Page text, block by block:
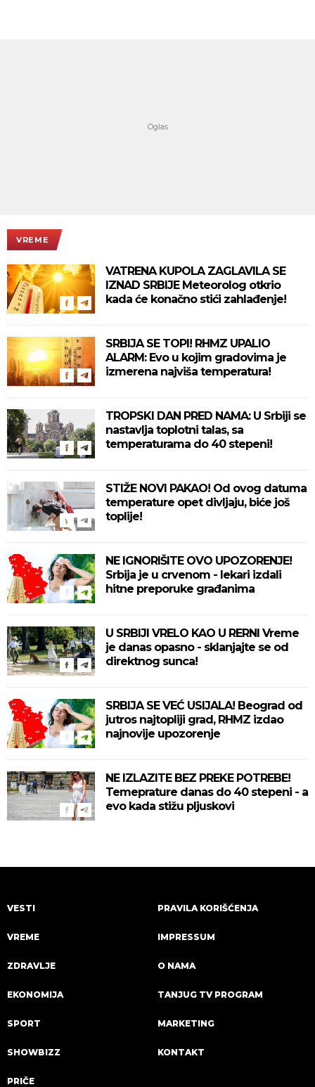
VREME
VATRENA KUPOLA ZAGLAVILA SE
IZNAD SRBIJE Meteorolog otkrio
kada će konačno stići zahlađenje!
SRBIJA SE TOPI! RHMZ UPALIO
ALARM: Evo u kojim gradovima je
izmerena najviša temperatura!
TROPSKI DAN PRED NAMA: U Srbiji se
nastavlja toplotni talas, sa
temperaturama do 40 stepeni!
STIŽE NOVI PAKAO! Od ovog datuma
temperature opet divljaju, biće još
toplije!
NE IGNORIŠITE OVO UPOZORENJE!
Srbija je u crvenom - lekari izdali
hitne preporuke građanima
U SRBIJI VRELO KAO U RERNI Vreme
je danas opasno - sklanjajte se od
direktnog sunca!
SRBIJA SE VEĆ USIJALA! Beograd od
jutros najtopliji grad, RHMZ izdao
najnovije upozorenje
NE IZLAZITE BEZ PREKE POTREBE!
Temeprature danas do 40 stepeni - a
evo kada stižu pljuskovi
VESTI
VREME
ZDRAVLJE
EKONOMIJA
SPORT
SHOWBIZZ
PRIČE
PRAVILA KORIŠĆENJA
IMPRESSUM
O NAMA
TANJUG TV PROGRAM
MARKETING
KONTAKT